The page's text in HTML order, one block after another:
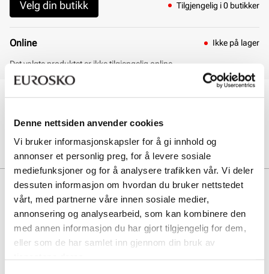
Denne nettsiden anvender cookies
Vi bruker informasjonskapsler for å gi innhold og
annonser et personlig preg, for å levere sosiale
mediefunksjoner og for å analysere trafikken vår. Vi deler
dessuten informasjon om hvordan du bruker nettstedet
vårt, med partnerne våre innen sosiale medier,
annonsering og analysearbeid, som kan kombinere den
med annen informasjon du har gjort tilgjengelig for dem,
eller som de har samlet inn gjennom din bruk av
Velg din butikk Tilgjengelig i 0 butikker
Online Ikke på lager
Det valgte produktet er ikke tilgjengelig online
30 dagers åpent kjøp
Hjemlevering 3-7 dager
Gratis retur i butikk
Beskrivelse
Skechers Ultra Flex 3.0 - Brilliant kombinerer sporty design med
maksimal komfort. Med memory foam som avlaster fottrykket og
fleksible materialer gir denne fritidsskoen en lett og behagelig følelse
hele dagen. Perfekt for deg som ønsker stil og funksjon i ett.